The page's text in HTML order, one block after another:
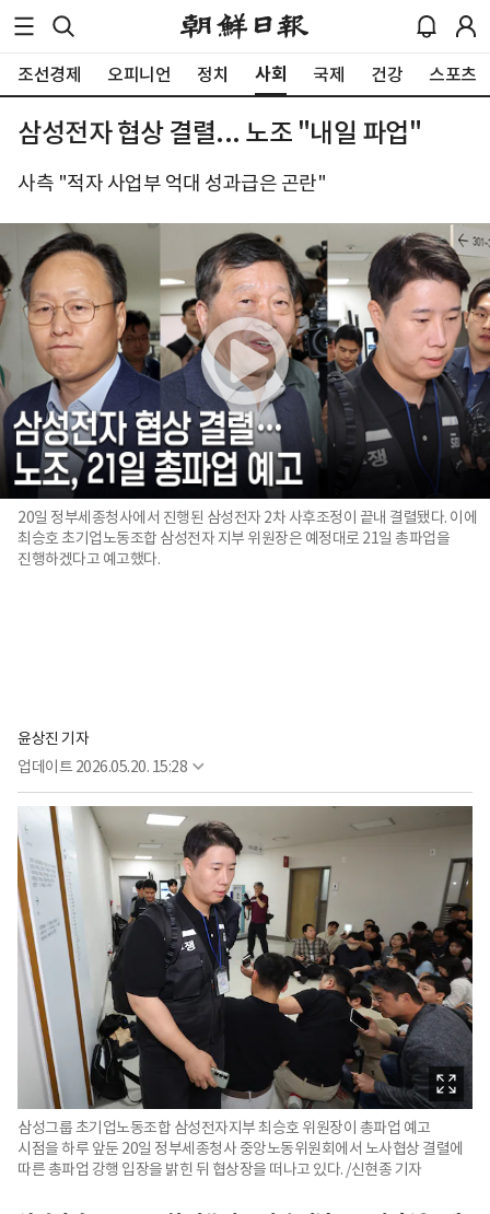
조선경제 오피니언 정치 사회 국제 건강 스포츠
삼성전자 협상 결렬... 노조 "내일 파업"
사측 "적자 사업부 억대 성과급은 곤란"
20일 정부세종청사에서 진행된 삼성전자 2차 사후조정이 끝내 결렬됐다. 이에
최승호 초기업노동조합 삼성전자 지부 위원장은 예정대로 21일 총파업을
진행하겠다고 예고했다.
윤상진 기자
업데이트 2026.05.20. 15:28
삼성그룹 초기업노동조합 삼성전자지부 최승호 위원장이 총파업 예고
시점을 하루 앞둔 20일 정부세종청사 중앙노동위원회에서 노사협상 결렬에
따른 총파업 강행 입장을 밝힌 뒤 협상장을 떠나고 있다. /신현종 기자